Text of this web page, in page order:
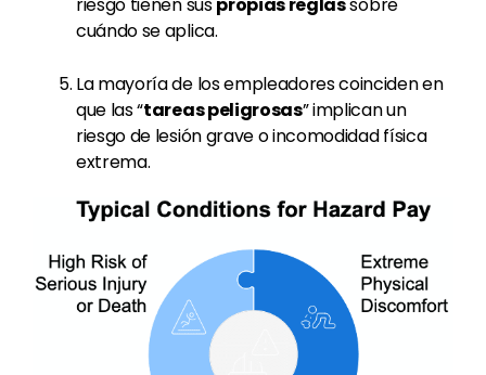
cuándo se aplica.
La mayoría de los empleadores coinciden en
que las “tareas peligrosas” implican un
riesgo de lesión grave o incomodidad física
extrema.